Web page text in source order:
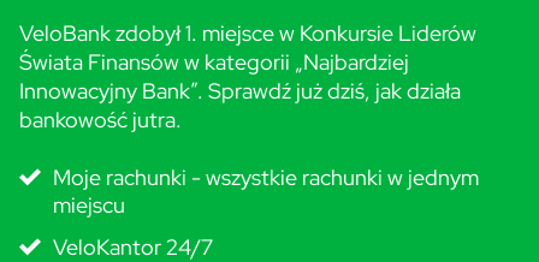
VeloBank zdobył 1. miejsce w Konkursie Liderów
Świata Finansów w kategorii „Najbardziej
Innowacyjny Bank”. Sprawdź już dziś, jak działa
bankowość jutra.
Moje rachunki - wszystkie rachunki w jednym
miejscu
VeloKantor 24/7